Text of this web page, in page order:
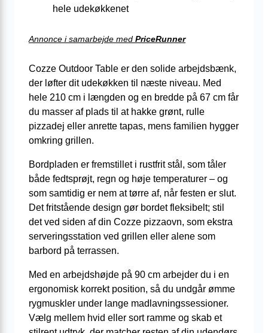
hele udekøkkenet
Annonce i samarbejde med PriceRunner
Cozze Outdoor Table er den solide arbejdsbænk,
der løfter dit udekøkken til næste niveau. Med
hele 210 cm i længden og en bredde på 67 cm får
du masser af plads til at hakke grønt, rulle
pizzadej eller anrette tapas, mens familien hygger
omkring grillen.
Bordpladen er fremstillet i rustfrit stål, som tåler
både fedtsprøjt, regn og høje temperaturer – og
som samtidig er nem at tørre af, når festen er slut.
Det fritstående design gør bordet fleksibelt; stil
det ved siden af din Cozze pizzaovn, som ekstra
serveringsstation ved grillen eller alene som
barbord på terrassen.
Med en arbejdshøjde på 90 cm arbejder du i en
ergonomisk korrekt position, så du undgår ømme
rygmuskler under lange madlavningssessioner.
Vælg mellem hvid eller sort ramme og skab et